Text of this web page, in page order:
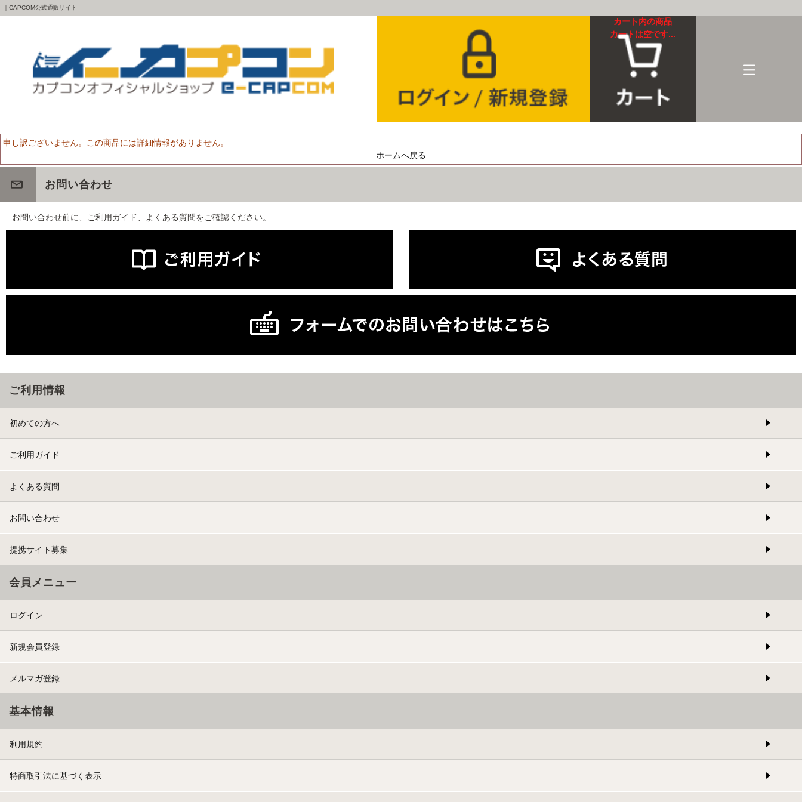
｜CAPCOM公式通販サイト
カート内の商品
カートは空です...
申し訳ございません。この商品には詳細情報がありません。
ホームへ戻る
お問い合わせ
お問い合わせ前に、ご利用ガイド、よくある質問をご確認ください。
ご利用情報
初めての方へ
ご利用ガイド
よくある質問
お問い合わせ
提携サイト募集
会員メニュー
ログイン
新規会員登録
メルマガ登録
基本情報
利用規約
特商取引法に基づく表示